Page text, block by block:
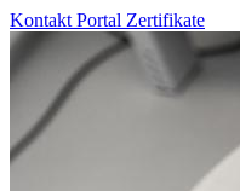
Kontakt Portal Zertifikate